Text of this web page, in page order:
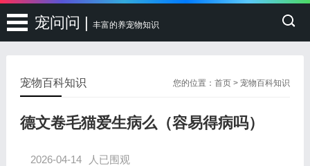
宠问问 | 丰富的养宠物知识
您的位置：首页 >宠物百科知识
宠物百科知识
德文卷毛猫爱生病么（容易得病吗）
2026-04-14 人已围观